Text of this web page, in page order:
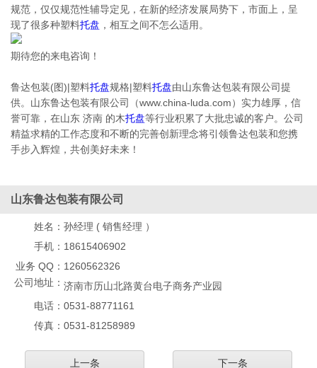
规范，仅仅规范性辅导定见，在新的经济发展局势下，市面上，呈
现了很多种塑料托盘 ，相互之间不怎么适用。
期待您的来电咨询！
鲁达包装(图)|塑料托盘规格|塑料托盘由山东鲁达包装有限公司提
供。山东鲁达包装有限公司（www.china-luda.com）实力雄厚，信
誉可靠，在山东 济南 的木托盘等行业积累了大批忠诚的客户。公司
精益求精的工作态度和不断的完善创新理念将引领鲁达包装和您携
手步入辉煌，共创美好未来！
山东鲁达包装有限公司
姓名： 孙经理 ( 销售经理 ）
手机： 18615406902
业务 QQ： 1260562326
公司地址： 济南市历山北路黄台电子商务产业园
电话： 0531-88771161
传真： 0531-81258989
上一条 下一条